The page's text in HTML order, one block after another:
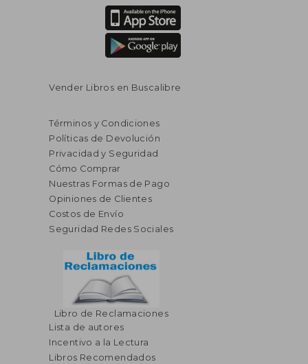
Vender Libros en Buscalibre
Términos y Condiciones
Políticas de Devolución
Privacidad y Seguridad
Cómo Comprar
Nuestras Formas de Pago
Opiniones de Clientes
Costos de Envío
Seguridad Redes Sociales
Libro de Reclamaciones
Lista de autores
Incentivo a la Lectura
Libros Recomendados